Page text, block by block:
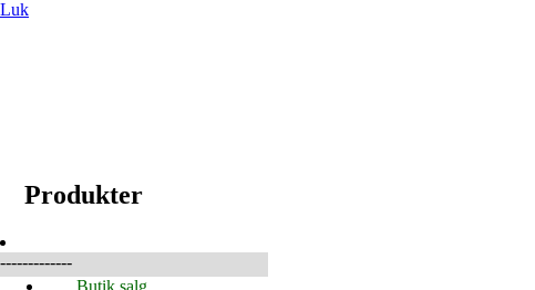
Luk
Produkter
-------------
Butik salg